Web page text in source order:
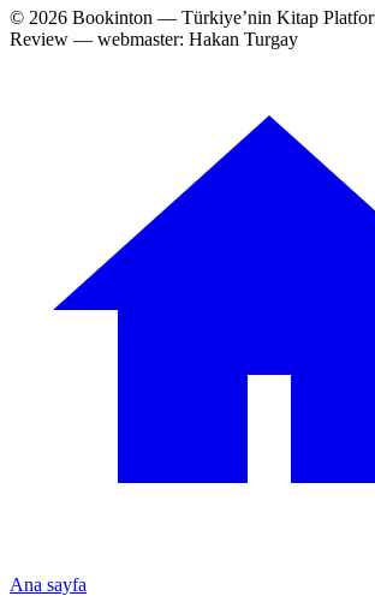
© 2026 Bookinton — Türkiye’nin Kitap
Review — webmaster: Hakan Turgay
Ana sayfa